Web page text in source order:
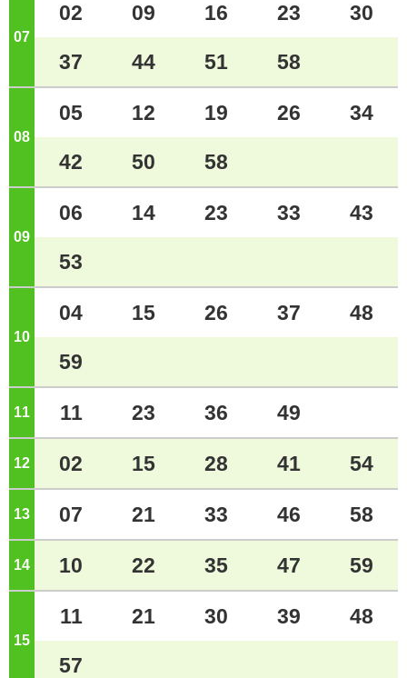
07 ジ
02 09 16 23 30
37 44 51 58
08 ジ
05 12 19 26 34
42 50 58
09 ジ
06 14 23 33 43
53
10 ジ
04 15 26 37 48
59
11 11 23 36 49
12 02 15 28 41 54
13 07 21 33 46 58
14 10 22 35 47 59
15 ジ
11 21 30 39 48
57